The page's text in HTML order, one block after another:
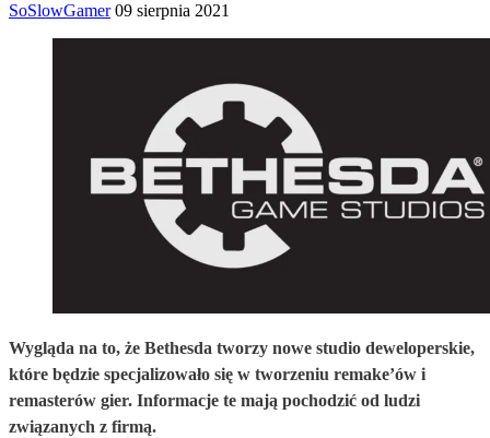
SoSlowGamer 09 sierpnia 2021
Wygląda na to, że Bethesda tworzy nowe studio deweloperskie,
które będzie specjalizowało się w tworzeniu remake’ów i
remasterów gier. Informacje te mają pochodzić od ludzi
związanych z firmą.